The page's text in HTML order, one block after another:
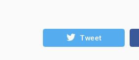
Tweet